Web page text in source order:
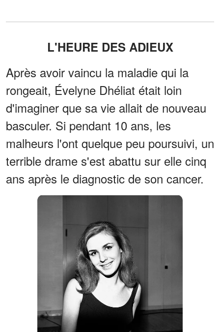
L'HEURE DES ADIEUX
Après avoir vaincu la maladie qui la
rongeait, Évelyne Dhéliat était loin
d'imaginer que sa vie allait de nouveau
basculer. Si pendant 10 ans, les
malheurs l'ont quelque peu poursuivi, un
terrible drame s'est abattu sur elle cinq
ans après le diagnostic de son cancer.